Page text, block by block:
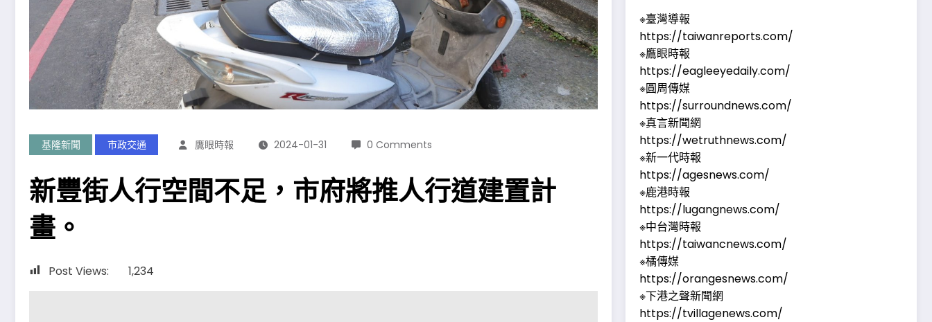
基隆新聞 市政交通 鷹眼時報 2024-01-31 0 Comments
新豐街人行空間不足，市府將推人行道建置計
畫。
Post Views: 1,234
※臺灣導報
https://taiwanreports.com/
※鷹眼時報
https://eagleeyedaily.com/
※圓周傳媒
https://surroundnews.com/
※真言新聞網
https://wetruthnews.com/
※新一代時報
https://agesnews.com/
※鹿港時報
https://lugangnews.com/
※中台灣時報
https://taiwancnews.com/
※橘傳媒
https://orangesnews.com/
※下港之聲新聞網
https://tvillagenews.com/